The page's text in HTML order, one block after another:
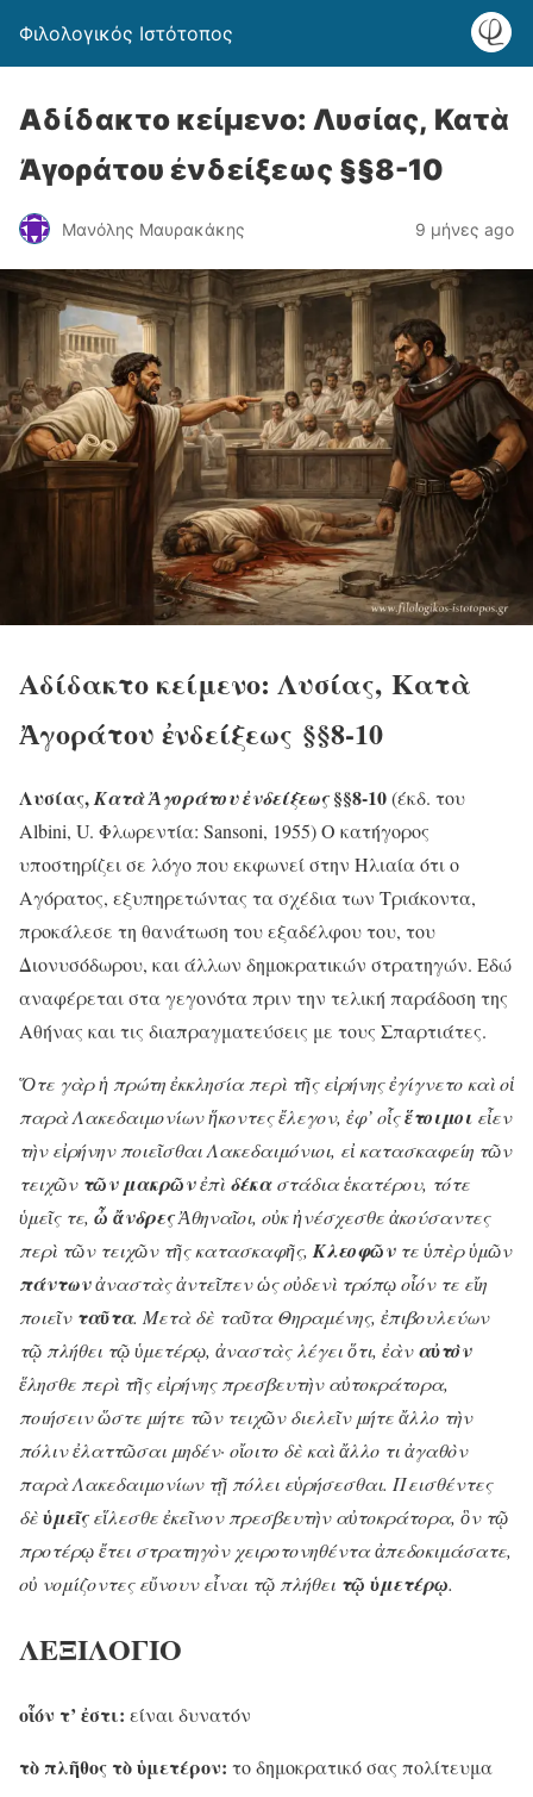
Φιλολογικός Ιστότοπος
Αδίδακτο κείμενο: Λυσίας, Κατὰ
Ἀγοράτου ἐνδείξεως §§8-10
Μανόλης Μαυρακάκης 9 μήνες ago
Αδίδακτο κείμενο: Λυσίας, Κατὰ
Ἀγοράτου ἐνδείξεως §§8-10
Λυσίας,Κατὰ Ἀγοράτου ἐνδείξεως§§8-10(έκδ. του
Albini, U. Φλωρεντία: Sansoni, 1955) Ο κατήγορος
υποστηρίζει σε λόγο που εκφωνεί στην Ηλιαία ότι ο
Αγόρατος, εξυπηρετώντας τα σχέδια των Τριάκοντα,
προκάλεσε τη θανάτωση του εξαδέλφου του, του
Διονυσόδωρου, και άλλων δημοκρατικών στρατηγών. Εδώ
αναφέρεται στα γεγονότα πριν την τελική παράδοση της
Αθήνας και τις διαπραγματεύσεις με τους Σπαρτιάτες.
Ὅτε γὰρ ἡ πρώτη ἐκκλησία περὶ τῆς εἰρήνης ἐγίγνετο καὶ οἱ
παρὰ Λακεδαιμονίων ἥκοντες ἔλεγον, ἐφ’ οἷςἕτοιμοι εἶεν
τὴν εἰρήνην ποιεῖσθαι Λακεδαιμόνιοι, εἰ κατασκαφείη τῶν
τειχῶν τῶν μακρῶνἐπὶ δέκαστάδια ἑκατέρου, τότε
ὑμεῖς τε, ὦ ἄνδρεςἈθηναῖοι, οὐκ ἠνέσχεσθε ἀκούσαντες
περὶ τῶν τειχῶν τῆς κατασκαφῆς,Κλεοφῶντε ὑπὲρ ὑμῶν
πάντωνἀναστὰς ἀντεῖπεν ὡς οὐδενὶ τρόπῳ οἷόν τε εἴη
ποιεῖν ταῦτα. Μετὰ δὲ ταῦτα Θηραμένης, ἐπιβουλεύων
τῷ πλήθει τῷ ὑμετέρῳ, ἀναστὰς λέγει ὅτι, ἐὰναὐτὸν
ἕλησθε περὶ τῆς εἰρήνης πρεσβευτὴν αὐτοκράτορα,
ποιήσειν ὥστε μήτε τῶν τειχῶν διελεῖν μήτε ἄλλο τὴν
πόλιν ἐλαττῶσαι μηδέν· οἴοιτο δὲ καὶ ἄλλο τι ἀγαθὸν
παρὰ Λακεδαιμονίων τῇ πόλει εὑρήσεσθαι. Πεισθέντες
δὲὑμεῖςεἵλεσθε ἐκεῖνον πρεσβευτὴν αὐτοκράτορα, ὃν τῷ
προτέρῳ ἔτει στρατηγὸν χειροτονηθέντα ἀπεδοκιμάσατε,
οὐ νομίζοντες εὔνουν εἶναι τῷ πλήθει τῷ ὑμετέρῳ.
ΛΕΞΙΛΟΓΙΟ
οἷόν τ’ ἐστι: είναι δυνατόν
τὸ πλῆθος τὸ ὑμετέρον: το δημοκρατικό σας πολίτευμα